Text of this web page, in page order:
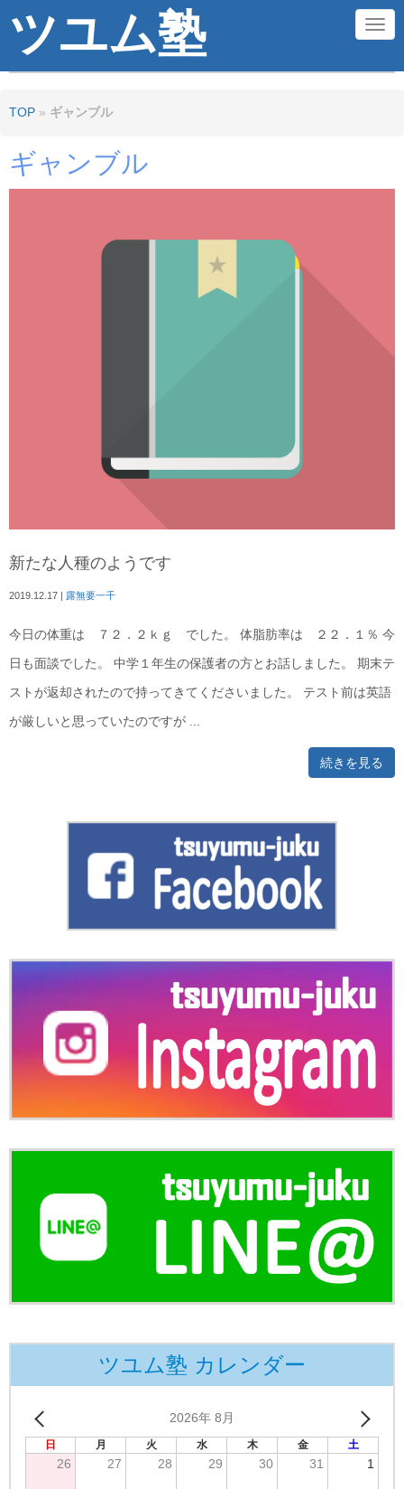
ツユム塾 N
TOP » ギャンブル
ギャンブル
新たな人種のようです
2019.12.17 | 露無要一千
今日の体重は ７２．２ｋｇ でした。 体脂肪率は ２２．１％ 今
日も面談でした。 中学１年生の保護者の方とお話しました。 期末テ
ストが返却されたので持ってきてくださいました。 テスト前は英語
が厳しいと思っていたのですが ...
続きを見る
ツユム塾 カレンダー
2026年 8月
日 月 火 水 木 金 土
26 27 28 29 30 31 1